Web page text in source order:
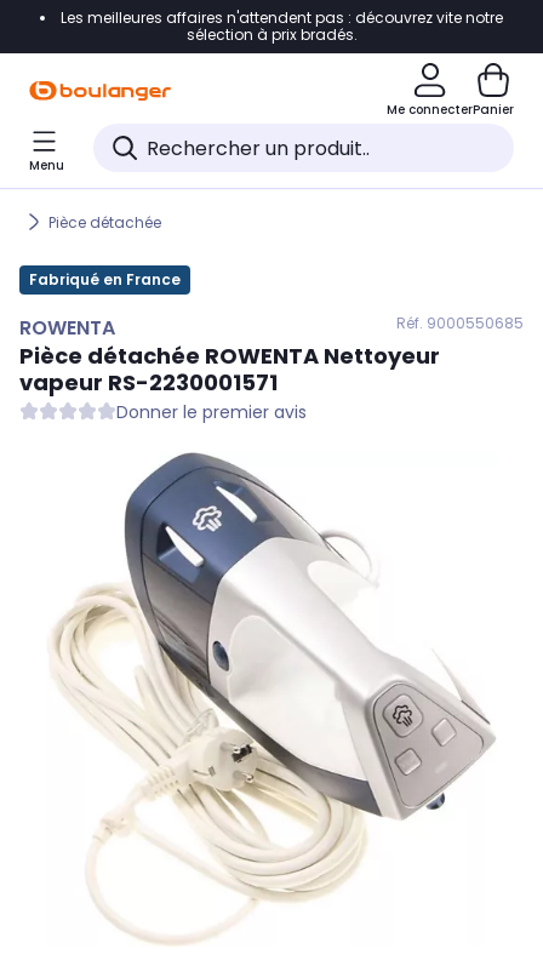
Accéder directement à la navigation
Accéder directement au pied de page
Accéder directement au chatbot
Les meilleures affaires n'attendent pas : découvrez vite notre
sélection à prix bradés.
Me connecterPanier
Menu
Pièce détachée
Fabriqué en France
ROWENTA Réf. 9000550685
Pièce détachée ROWENTA Nettoyeur
vapeur RS-2230001571
Donner le premier avis